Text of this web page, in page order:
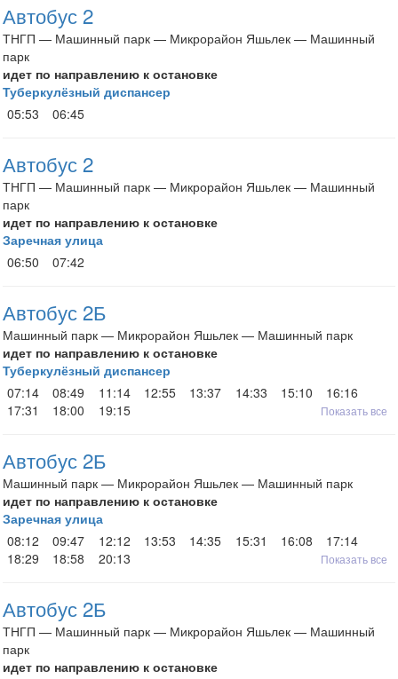
Автобус 2
ТНГП — Машинный парк — Микрорайон Яшьлек — Машинный
парк
идет по направлению к остановке
Туберкулёзный диспансер
05:53
06:45
Автобус 2
ТНГП — Машинный парк — Микрорайон Яшьлек — Машинный
парк
идет по направлению к остановке
Заречная улица
06:50
07:42
Автобус 2Б
Машинный парк — Микрорайон Яшьлек — Машинный парк
идет по направлению к остановке
Туберкулёзный диспансер
07:14
08:49 11:14 12:55 13:37 14:33 15:10
16:16
17:31
18:00 19:15 Показать все
Автобус 2Б
Машинный парк — Микрорайон Яшьлек — Машинный парк
идет по направлению к остановке
Заречная улица
08:12
09:47 12:12 13:53 14:35 15:31 16:08
17:14
18:29
18:58 20:13 Показать все
Автобус 2Б
ТНГП — Машинный парк — Микрорайон Яшьлек — Машинный
парк
идет по направлению к остановке